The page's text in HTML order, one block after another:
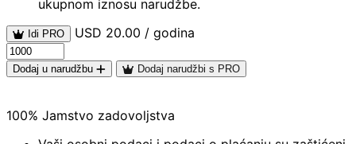
ukupnom iznosu narudžbe.
Idi PRO USD 20.00 / godina
Dodaj u narudžbu Dodaj narudžbi s PRO
100% Jamstvo zadovoljstva